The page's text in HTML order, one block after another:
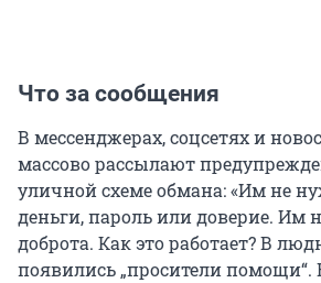
Что за сообщения
В мессенджерах, соцсетях и
массово рассылают
уличной схеме обмана: «Им не
деньги, пароль или доверие. Им
доброта. Как это работает? В
появились „просители помощи“.